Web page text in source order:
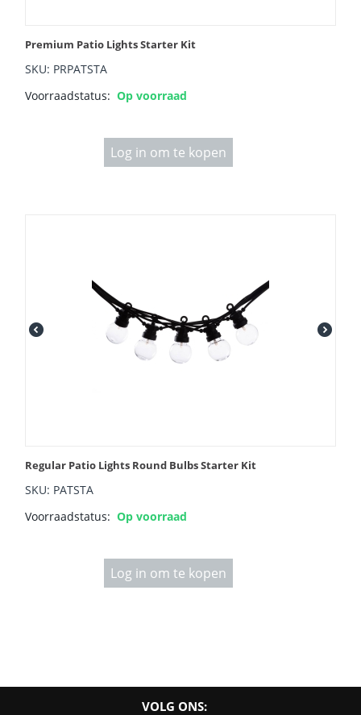
Premium Patio Lights Starter Kit
SKU: PRPATSTA
Voorraadstatus: Op voorraad
Log in om te kopen
Regular Patio Lights Round Bulbs Starter Kit
SKU: PATSTA
Voorraadstatus: Op voorraad
Log in om te kopen
VOLG ONS: